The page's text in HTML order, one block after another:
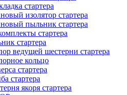
стартера
изолятор стартера
пыльник стартера
стартера
стартера
ведущей шестерни стартера
кольцо
стартера
стартера
якоря стартера